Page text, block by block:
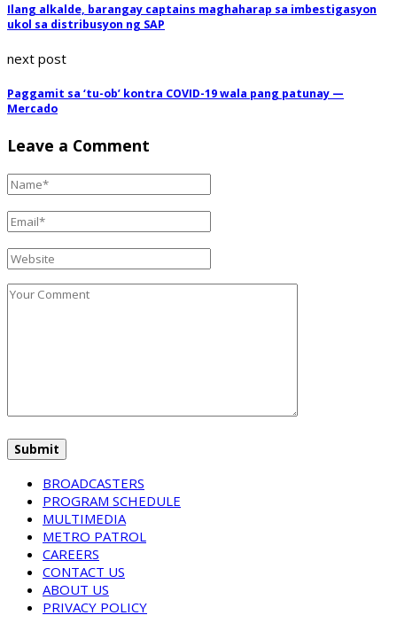
Ilang alkalde, barangay captains maghaharap sa imbestigasyon
ukol sa distribusyon ng SAP
next post
Paggamit sa ‘tu-ob’ kontra COVID-19 wala pang patunay —
Mercado
Leave a Comment
BROADCASTERS
PROGRAM SCHEDULE
MULTIMEDIA
METRO PATROL
CAREERS
CONTACT US
ABOUT US
PRIVACY POLICY